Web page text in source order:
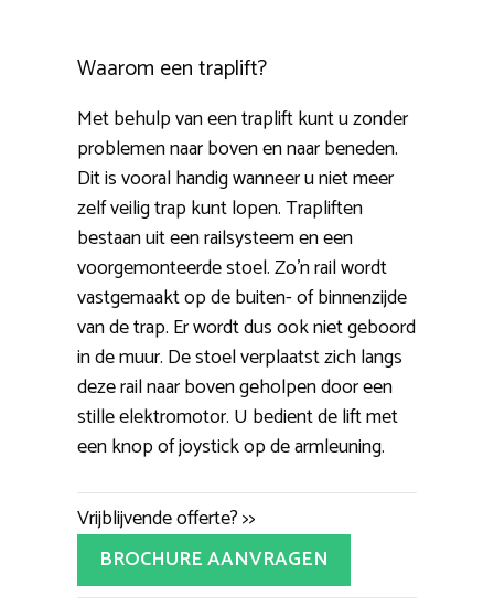
Waarom een traplift?
Met behulp van een traplift kunt u zonder
problemen naar boven en naar beneden.
Dit is vooral handig wanneer u niet meer
zelf veilig trap kunt lopen. Trapliften
bestaan uit een railsysteem en een
voorgemonteerde stoel. Zo’n rail wordt
vastgemaakt op de buiten- of binnenzijde
van de trap. Er wordt dus ook niet geboord
in de muur. De stoel verplaatst zich langs
deze rail naar boven geholpen door een
stille elektromotor. U bedient de lift met
een knop of joystick op de armleuning.
Vrijblijvende offerte? >>
BROCHURE AANVRAGEN